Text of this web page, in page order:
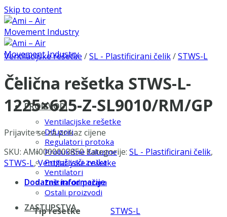
Skip to content
PROIZVODI
Ventilacijske rešetke
Difuzori
Regulatori protoka
Protukišne žaluzine
Prigušivači zvuka
Ventilatori
Zaštita od požara
Ostali proizvodi
ZASTUPSTVA
Ventilacijske rešetke /SL - Plastificirani čelik/STWS-L
Čelična rešetka STWS-L-
1225×625-Z-SL9010/RM/GP
Prijavite se za prikaz cijene
SKU: AMI0000003850 Kategorije: SL - Plastificirani čelik,
STWS-L,Ventilacijske rešetke
Dodatne informacije
Tip rešetke STWS-L